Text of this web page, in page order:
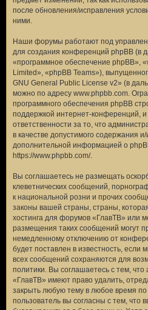
после обновления/исправления
ними.
Наши форумы работают под
для создания конференций phpBB (в
«программное обеспечение phpBB»,
Limited», «phpBB Teams»),
GNU General Public License v2» (в
можно по адресу www.phpbb.com.
программного обеспечения phpBB
поддержкой интернет-конференций,
ответственности за то, что
в качестве допустимого содержания
дополнительной информацией о
https://www.phpbb.com/.
Вы соглашаетесь не размещать
клеветнических сообщений,
к национальной розни и прочих
законы вашей страны, страны,
хостинга для форумов «ГлавТВ» или
размещения таких сообщений могут
немедленному отключению от
будет поставлен в известность,
всех сообщений сохраняются для
политики. Вы соглашаетесь с тем,
«ГлавТВ» имеют право удалить,
закрыть любую тему в любое время
пользователь вы согласны с тем, что